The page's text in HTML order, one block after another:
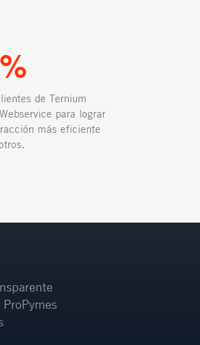
de Ternium
para lograr
más eficiente